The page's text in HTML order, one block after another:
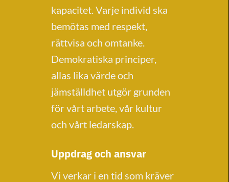
kapacitet. Varje individ ska
bemötas med respekt,
rättvisa och omtanke.
Demokratiska principer,
allas lika värde och
jämställdhet utgör grunden
för vårt arbete, vår kultur
och vårt ledarskap.
Uppdrag och ansvar
Vi verkar i en tid som kräver